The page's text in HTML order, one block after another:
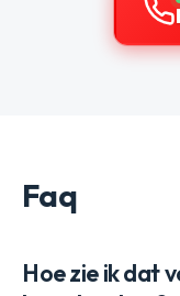
Faq
Hoe zie ik dat